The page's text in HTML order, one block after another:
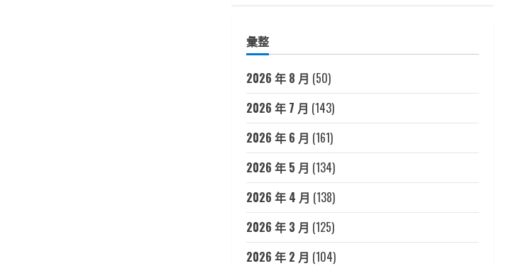
彙整
2026 年 8 月 (50)
2026 年 7 月 (143)
2026 年 6 月 (161)
2026 年 5 月 (134)
2026 年 4 月 (138)
2026 年 3 月 (125)
2026 年 2 月 (104)